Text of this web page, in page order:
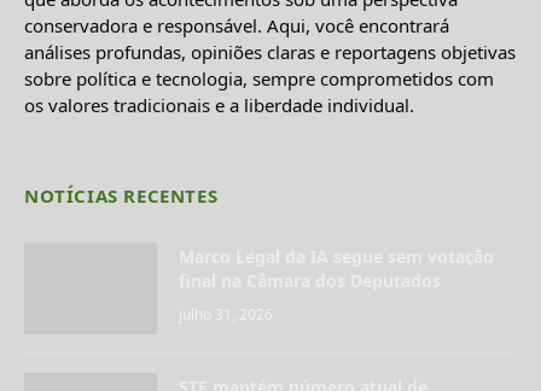
conservadora e responsável. Aqui, você encontrará
análises profundas, opiniões claras e reportagens objetivas
sobre política e tecnologia, sempre comprometidos com
os valores tradicionais e a liberdade individual.
NOTÍCIAS RECENTES
julho 31, 2026